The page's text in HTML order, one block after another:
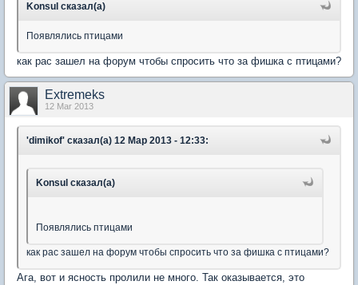
Konsul сказал(а)
Появлялись птицами
как рас зашел на форум чтобы спросить что за фишка с птицами?
Extremeks
12 Mar 2013
'dimikof' сказал(а) 12 Мар 2013 - 12:33:
Konsul сказал(а)
Появлялись птицами
как рас зашел на форум чтобы спросить что за фишка с птицами?
Ага, вот и ясность пролили не много. Так оказывается, это